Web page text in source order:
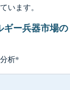
います。
ー兵器市場
析*